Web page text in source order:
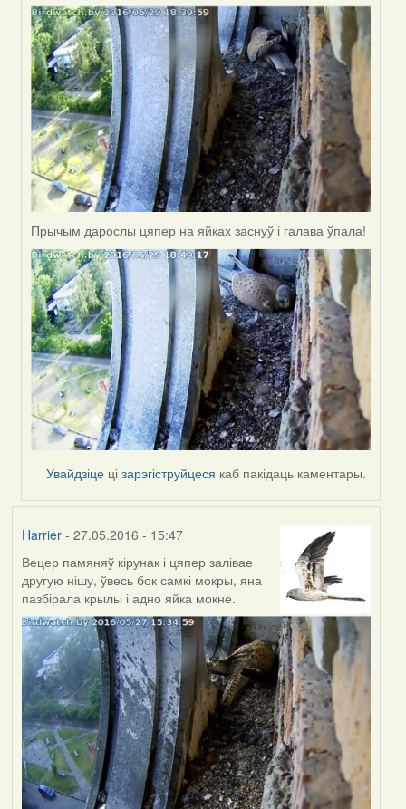
Прычым дарослы цяпер на яйках заснуў і галава ўпала!
Увайдзіце цізарэгіструйцеся каб пакідаць каментары.
Harrier- 27.05.2016 - 15:47
Вецер памяняў кірунак і цяпер залівае
другую нішу, ўвесь бок самкі мокры, яна
пазбірала крылы і адно яйка мокне.